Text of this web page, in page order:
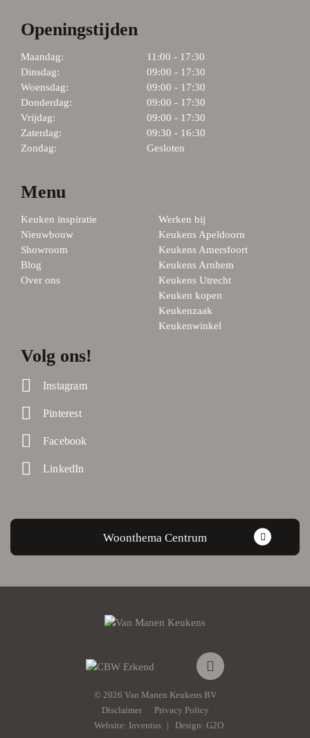
Openingstijden
Maandag:
11:00 - 17:30
Dinsdag:
09:00 - 17:30
Woensdag:
09:00 - 17:30
Donderdag:
09:00 - 17:30
Vrijdag:
09:00 - 17:30
Zaterdag:
09:30 - 16:30
Zondag:
Gesloten
Menu
Keuken inspiratie
Nieuwbouw
Showroom
Blog
Over ons
Werken bij
Keukens Apeldoorn
Keukens Amersfoort
Keukens Arnhem
Keukens Utrecht
Keuken kopen
Keukenzaak
Keukenwinkel
Volg ons!
Instagram
Pinterest
Facebook
LinkedIn
Woonthema Centrum
© 2026 Van Manen Keukens BV
Disclaimer
Privacy Policy
Website: Inventus Design: G2O